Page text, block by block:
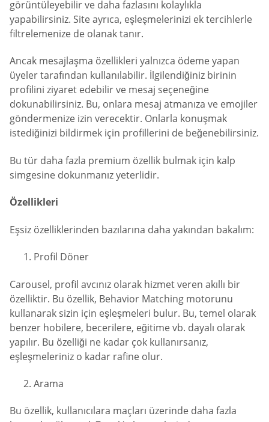
görüntüleyebilir ve daha fazlasını kolaylıkla
yapabilirsiniz. Site ayrıca, eşleşmelerinizi ek tercihlerle
filtrelemenize de olanak tanır.
Ancak mesajlaşma özellikleri yalnızca ödeme yapan
üyeler tarafından kullanılabilir. İlgilendiğiniz birinin
profilini ziyaret edebilir ve mesaj seçeneğine
dokunabilirsiniz. Bu, onlara mesaj atmanıza ve emojiler
göndermenize izin verecektir. Onlarla konuşmak
istediğinizi bildirmek için profillerini de beğenebilirsiniz.
Bu tür daha fazla premium özellik bulmak için kalp
simgesine dokunmanız yeterlidir.
Özellikleri
Eşsiz özelliklerinden bazılarına daha yakından bakalım:
Profil Döner
Carousel, profil avcınız olarak hizmet veren akıllı bir
özelliktir. Bu özellik, Behavior Matching motorunu
kullanarak sizin için eşleşmeleri bulur. Bu, temel olarak
benzer hobilere, becerilere, eğitime vb. dayalı olarak
yapılır. Bu özelliği ne kadar çok kullanırsanız,
eşleşmeleriniz o kadar rafine olur.
Arama
Bu özellik, kullanıcılara maçları üzerinde daha fazla